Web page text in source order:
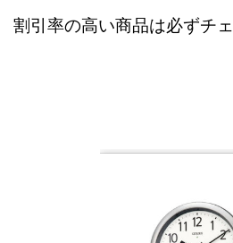
割引率の高い商品は必ずチ